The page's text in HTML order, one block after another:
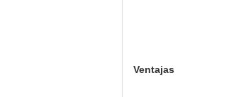
Ventajas